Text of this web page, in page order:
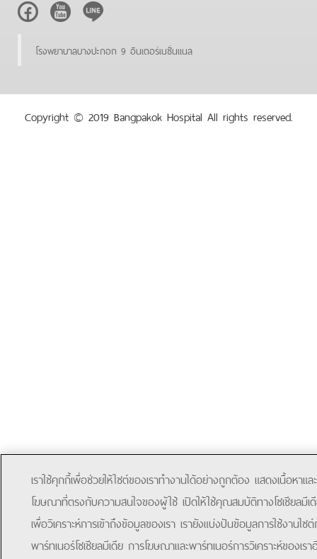
FacebookYoutubeLine
โรงพยาบาลบางปะกอก 9 อินเตอร์เนชั่นแนล
Copyright © 2019 Bangpakok Hospital All rights reserved.
เราใช้คุกกี้เพื่อช่วยให้ไซต์ของเราทำงานได้อย่างถูกต้อง แสดงเนื้อหาและ
โฆษณาที่ตรงกับความสนใจของผู้ใช้ เปิดให้ใช้คุณสมบัติทางโซเชียลมีเ
เพื่อวิเคราะห์การเข้าถึงข้อมูลของเรา เรายังแบ่งปันข้อมูลการใช้งานไซ
พาร์ทเนอร์โซเชียลมีเดีย การโฆษณาและพาร์ทเนอร์การวิเคราะห์ของเร